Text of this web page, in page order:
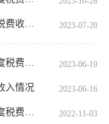
情况 2023-07-20
情况 2023-06-19
入情况 2023-06-16
情况 2022-11-03